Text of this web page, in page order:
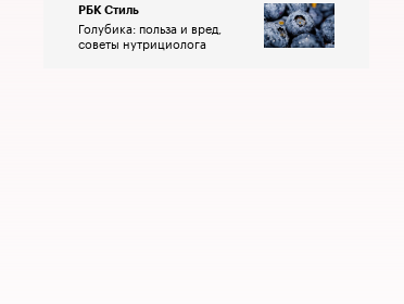
РБК Стиль
Голубика: польза и вред,
советы нутрициолога